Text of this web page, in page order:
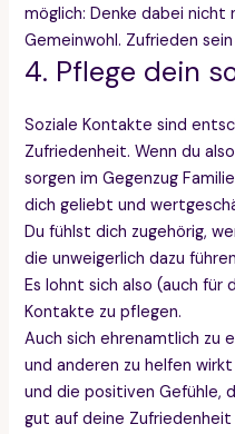
möglich: Denke dabei nicht
Gemeinwohl. Zufrieden
4. Pflege dein
Soziale Kontakte sind
Zufriedenheit. Wenn du
sorgen im Gegenzug
dich geliebt und
Du fühlst dich zugehörig,
die unweigerlich dazu
Es lohnt sich also (auch für
Kontakte zu pflegen.
Auch sich ehrenamtlich zu
und anderen zu helfen
und die positiven Gefühle,
gut auf deine Zufriedenheit